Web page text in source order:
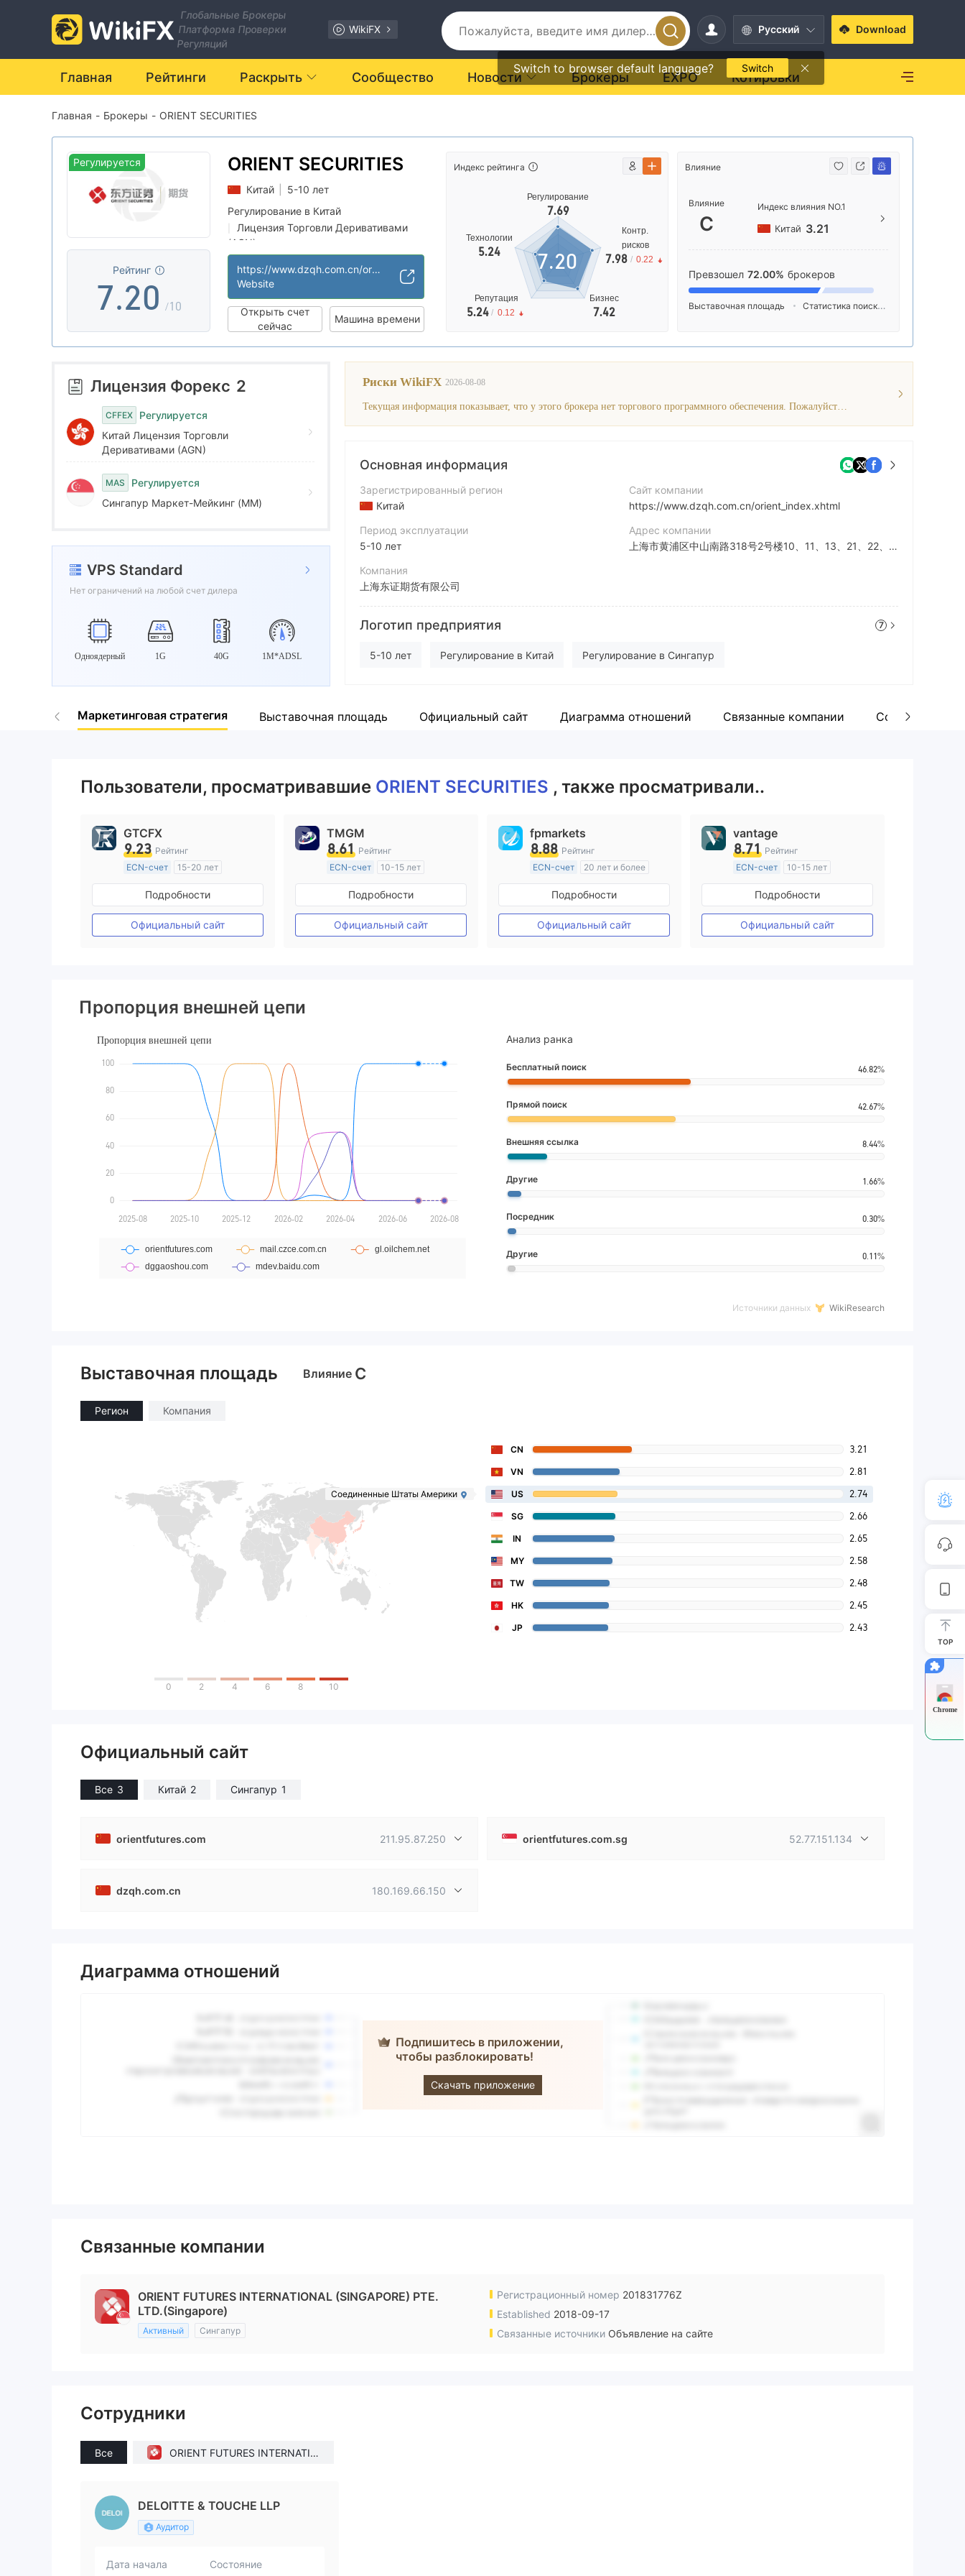
Глобальные Брокеры
Платформа Проверки
Регуляций
WikiFX Pусский
Switch to browser default language? Switch
Download
Главная Рейтинги Раскрыть Сообщество Новости Брокеры EXPO Котировки
Главная - Брокеры - ORIENT SECURITIES
Регулируется
Рейтинг
1
2
3
4
5
6
7
8
9
.
0
1
2
3
4
5
6
7
8
9
0
1
2
3
4
5
6
7
8
9
/10
ORIENT SECURITIES
Китай
5-10 лет
Регулирование в Китай
Лицензия Торговли Деривативами
(AGN)
| Регион деятельности подозрителен
Средние потенциальные риски
https://www.dzqh.com.cn/orient_index.xhtml
Website
Открыть счет
сейчас
Машина времени
Индекс рейтинга
Регулирование
7.69
Технологии
5.24
Репутация
5.24 / 0.12
Бизнес
7.42
Контр.
рисков
7.98 / 0.22
7.20
Влияние
Влияние
C
Индекс влияния NO.1
Китай 3.21
Превзошел 72.00% брокеров
Выставочная площадь Статистика поиска
Лицензия Форекс 2
CFFEX
Регулируется
Китай Лицензия Торговли
Деривативами (AGN)
MAS
Регулируется
Сингапур Маркет-Мейкинг (MM)
VPS Standard
Нет ограничений на любой счет дилера
Одноядерный 1G 40G 1M*ADSL
Риски WikiFX 2026-08-08
Текущая информация показывает, что у этого брокера нет торгового программного обеспечения. Пожалуйста, будьте осторожны!
Основная информация
Зарегистрированный регион
Китай
Период эксплуатации
5-10 лет
Компания
上海东证期货有限公司
Аббревиатура
ORIENT SECURITIES
Сотрудник компании
Сайт компании
https://www.dzqh.com.cn/orient_index.xhtml
Адрес компании
上海市黄浦区中山南路318号2号楼10、11、13、21、22、29、33-35、39层，3101-3103室
Логотип предприятия 7
5-10 лет Регулирование в Китай Регулирование в Сингапур
Регион деятельности подозрителен Средние потенциальные риски
Маркетинговая стратегия Выставочная площадь Официальный сайт Диаграмма отношений Связанные компании Сотрудники
Пользователи, просматривавшие ORIENT SECURITIES , также просматривали..
GTCFX
9.23 Рейтинг
ECN-счет
15-20 лет
Регулирование в Соединенное Королевство
Маркет-Мейкинг (MM)
Основной стандарт MT4
Подробности
Официальный сайт
TMGM
8.61 Рейтинг
ECN-счет
10-15 лет
Регулирование в Австралия
Маркет-Мейкинг (MM)
Основной стандарт MT4
Подробности
Официальный сайт
fpmarkets
8.88 Рейтинг
ECN-счет
20 лет и более
Регулирование в Австралия
Маркет-Мейкинг (MM)
Основной стандарт MT4
Подробности
Официальный сайт
vantage
8.71 Рейтинг
ECN-счет
10-15 лет
Регулирование в Австралия
Маркет-Мейкинг (MM)
Основной стандарт MT4
Подробности
Официальный сайт
Пропорция внешней цепи
Анализ ранка
Бесплатный поиск 46.82%
Прямой поиск 42.67%
Внешняя ссылка 8.44%
Другие 1.66%
Посредник 0.30%
Другие 0.11%
Источники данных WikiResearch
Выставочная площадь Влияние C
Регион Компания
0 2 4 6 8 10
CN 3.21
VN 2.81
Соединенные Штаты Америки US 2.74
SG 2.66
IN 2.65
MY 2.58
TW 2.48
HK 2.45
JP 2.43
Официальный сайт
Все 3 Китай 2 Сингапур 1
orientfutures.com 211.95.87.250 orientfutures.com.sg 52.77.151.134
dzqh.com.cn 180.169.66.150
Диаграмма отношений
Подпишитесь в приложении,
чтобы разблокировать!
Скачать приложение
ORIENT
SECURITIES
Связанные компании
ORIENT FUTURES INTERNATIONAL (SINGAPORE) PTE.
LTD.(Singapore)
Активный Сингапур
Регистрационный номер 201831776Z
Established 2018-09-17
Связанные источники Объявление на сайте
Сотрудники
Все
ORIENT FUTURES INTERNATIO
DELOITTE & TOUCHE LLP
Аудитор
Дата начала Состояние
TOP
Chrome